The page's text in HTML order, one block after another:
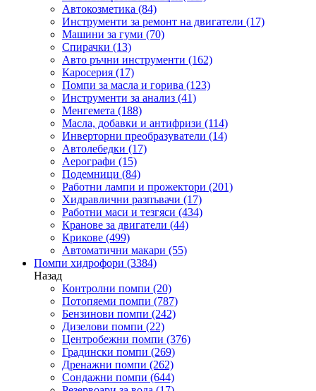
Автокозметика (84)
Инструменти за ремонт на двигатели (17)
Машини за гуми (70)
Спирачки (13)
Авто ръчни инструменти (162)
Каросерия (17)
Помпи за масла и горива (123)
Инструменти за анализ (41)
Менгемета (188)
Масла, добавки и антифризи (114)
Инверторни преобразуватели (14)
Автолебедки (17)
Аерографи (15)
Подемници (84)
Работни лампи и прожектори (201)
Хидравлични разпъвачи (17)
Работни маси и тезгяси (434)
Кранове за двигатели (44)
Крикове (499)
Автоматични макари (55)
Помпи хидрофори (3384)
Назад
Контролни помпи (20)
Потопяеми помпи (787)
Бензинови помпи (242)
Дизелови помпи (22)
Центробежни помпи (376)
Градински помпи (269)
Дренажни помпи (262)
Сондажни помпи (644)